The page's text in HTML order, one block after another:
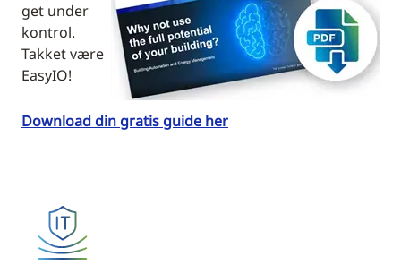
get under
kontrol.
Takket være
EasyIO!
Download din gratis guide her